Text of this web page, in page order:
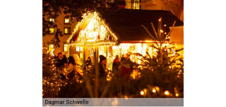
Dagmar Schwelle